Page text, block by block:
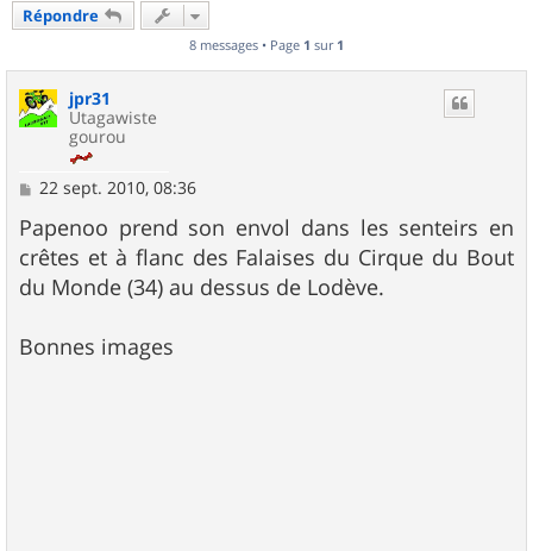
Répondre
8 messages • Page 1 sur 1
jpr31
Utagawiste
gourou
M
s
s
a
g
e
22 sept. 2010, 08:36
Papenoo prend son envol dans les senteirs en
crêtes et à flanc des Falaises du Cirque du Bout
du Monde (34) au dessus de Lodève.
Bonnes images